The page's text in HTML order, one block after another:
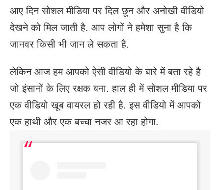
आए दिन सोशल मीडिया पर दिल छून और अनोखी वीडियो
देखने को मिल जाती है. आप लोगों ने हमेशा सुना है कि
जानवर किसी भी जान ले सकता है.
लेकिन आज हम आपको ऐसी वीडियो के बारे में बता रहे है
जो इंसानों के लिए रक्षक बना. हाल ही में सोशल मीडिया पर
एक वीडियो खूब वायरल हो रही है. इस वीडियो में आपको
एक हाथी और एक बच्चा नजर आ रहा होगा.